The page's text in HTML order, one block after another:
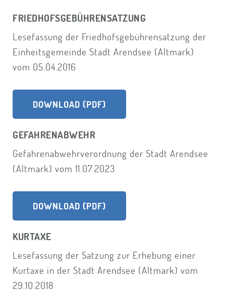
FRIEDHOFSGEBÜHRENSATZUNG
Lesefassung der Friedhofsgebührensatzung der
Einheitsgemeinde Stadt Arendsee (Altmark)
vom 05.04.2016
DOWNLOAD (PDF)
GEFAHRENABWEHR
Gefahrenabwehrverordnung der Stadt Arendsee
(Altmark) vom 11.07.2023
DOWNLOAD (PDF)
KURTAXE
Lesefassung der Satzung zur Erhebung einer
Kurtaxe in der Stadt Arendsee (Altmark) vom
29.10.2018